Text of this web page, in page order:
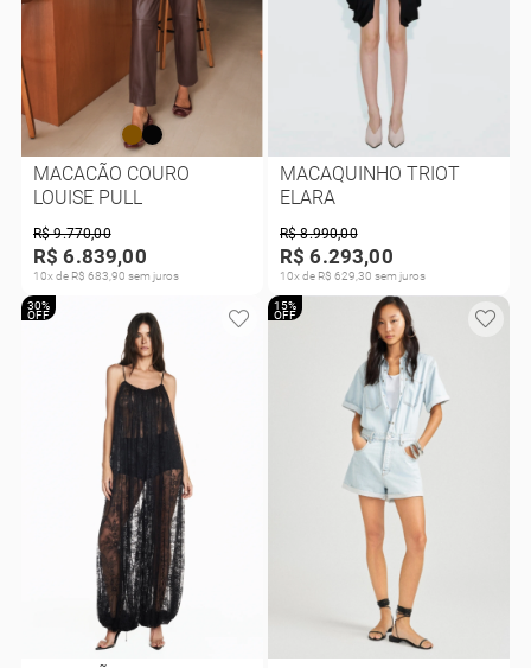
MACACÃO COURO
LOUISE PULL
R$ 9.770,00
R$ 6.839,00
10x de R$ 683,90 sem juros
MACAQUINHO TRIOT
ELARA
R$ 8.990,00
R$ 6.293,00
10x de R$ 629,30 sem juros
30%
OFF
15%
OFF